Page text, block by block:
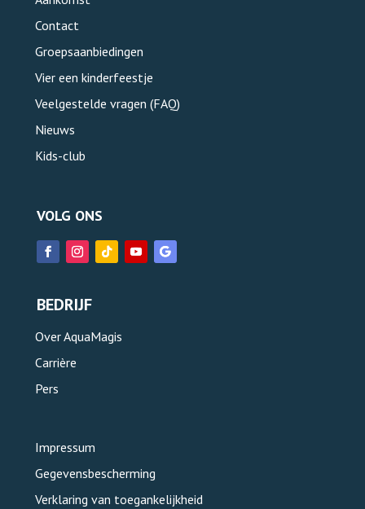
Contact
Groepsaanbiedingen
Vier een kinderfeestje
Veelgestelde vragen (FAQ)
Nieuws
Kids-club
VOLG ONS
BEDRIJF
Over AquaMagis
Carrière
Pers
Impressum
Gegevensbescherming
Verklaring van toegankelijkheid